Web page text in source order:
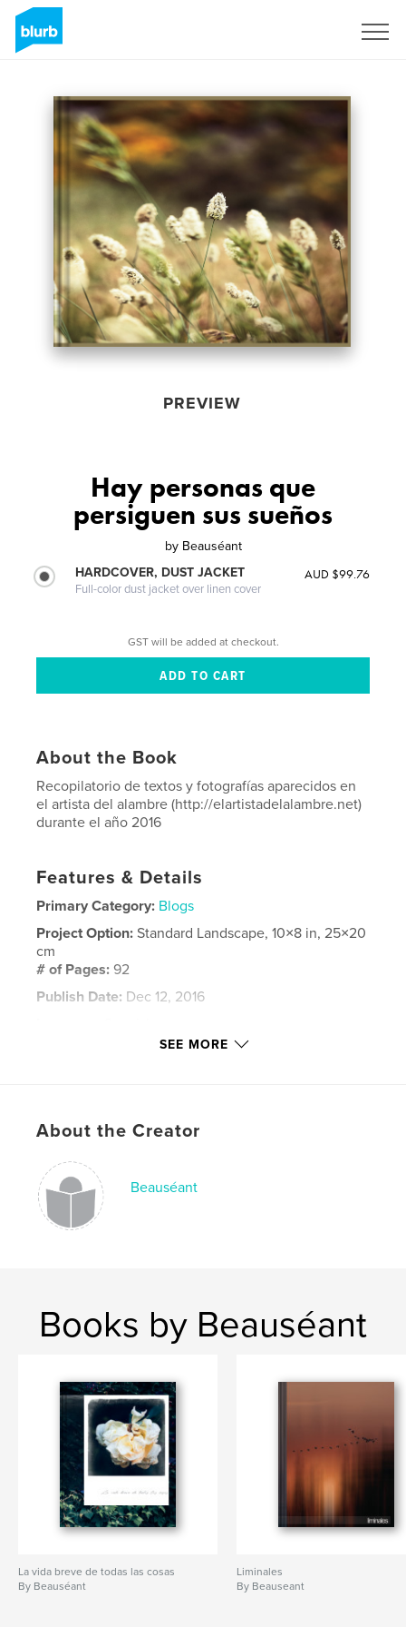
PREVIEW
Hay personas que
persiguen sus sueños
by Beauséant
HARDCOVER, DUST JACKET
Full-color dust jacket over linen cover
AUD $99.76
GST will be added at checkout.
About the Book
Recopilatorio de textos y fotografías aparecidos en
el artista del alambre (http://elartistadelalambre.net)
durante el año 2016
Features & Details
Primary Category: Blogs
Project Option:Standard Landscape, 10×8 in, 25×20
cm
# of Pages:92
Publish Date: Dec 12, 2016
SEE MORE
About the Creator
Beauséant
Books by Beauséant
La vida breve de todas las cosas
By Beauséant
Liminales
By Beauseant